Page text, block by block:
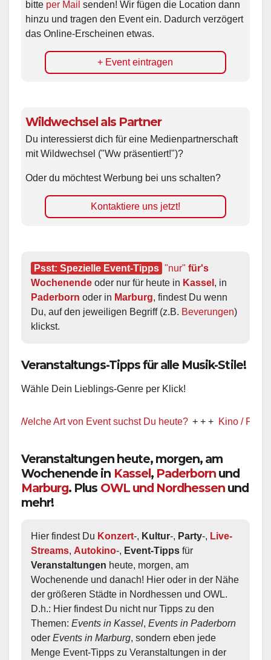
bitte per Mail senden! Wir fügen die Location dann
hinzu und tragen den Event ein. Dadurch verzögert
das Online-Erscheinen etwas.
+ Event eintragen
Wildwechsel als Partner
Du interessierst dich für eine Medienpartnerschaft
mit Wildwechsel ("Ww präsentiert!")?
Oder du möchtest Werbung bei uns schalten?
Kontaktiere uns jetzt!
Psst: Spezielle Event-Tipps "nur" für's
Wochenende oder nur für heute in Kassel
Paderborn oder in Marburg, findest Du wenn
Du, auf den jeweiligen Begriff (z.B. Beverungen)
klickst.
Veranstaltungs-Tipps für alle Musik-Stile!
Wähle Dein Lieblings-Genre per Klick!
Art von Event suchst Du heute? + + + Kino / Film + + +
Veranstaltungen heute, morgen, am
Wochenende in Kassel, Paderborn und
Marburg. Plus OWL und Nordhessen und
mehr!
Hier findest Du Konzert-, Kultur-, Party-, Live-
Streams, Autokino-, Event-Tipps
Veranstaltungen heute, morgen, am
Wochenende und danach! Hier oder in der Nähe
der größeren Städte in Nordhessen und OWL.
D.h.: Hier findest Du nicht nur Tipps zu den
Themen: Events in Kassel, Events in Paderborn
oder Events in Marburg, sondern eben jede
Menge Event-Tipps zu Veranstaltungen in der